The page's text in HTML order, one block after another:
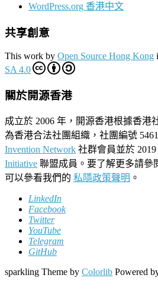
WordPress.org 香港中文
共享創意
This work by Open Source Hong Kong
SA 4.0
關於開源香港
成立於 2006 年，開源香港根據香港
為香港合法社團組織，社團編號
Invention Network 社群會員並於
Initiative 聯盟成員。要了解更多請參
可以參看我們的 私隱政策聲明 。
LinkedIn
Facebook
Twitter
YouTube
Telegram
GitHub
sparkling Theme by Colorlib Powered